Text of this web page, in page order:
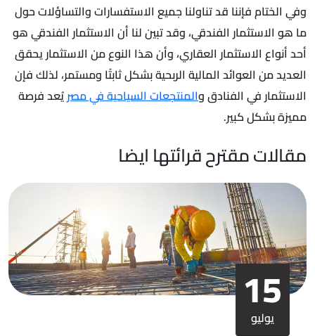
وفي الختام فإننا قد تناولنا جميع الاستفسارات والتساؤلات حول
ما هو الاستثمار الفندقي، وقد تبين لنا أن الاستثمار الفندقي هو
أحد أنواع الاستثمار العقاري، وأن هذا النوع من الاستثمار يحقق
العديد من العوائد المالية الربحية بشكل ثابتًا ومستمر، لذلك فإن
الاستثمار في الفنادق والمنتجعات السياحية في مصريُعد فرصة
مميزة بشكل كبير.
مقالات مقترح قرائتها ايضا
15
يوليو